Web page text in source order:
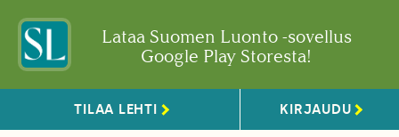
Lataa Suomen Luonto -sovellus
Google Play Storesta!
TILAA LEHTI KIRJAUDU